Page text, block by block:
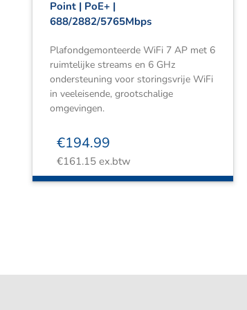
Point | PoE+ |
688/2882/5765Mbps
Plafondgemonteerde WiFi 7 AP met 6
ruimtelijke streams en 6 GHz
ondersteuning voor storingsvrije WiFi
in veeleisende, grootschalige
omgevingen.
€194.99
€161.15ex.btw